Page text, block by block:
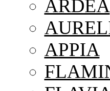
ARDEA
APPIA